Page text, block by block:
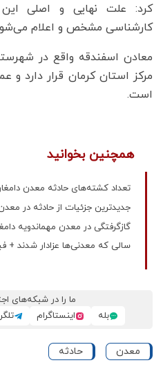
کرد: علت نهایی و اصلی
کارشناسی مشخص و اعلام
مرکز استان کرمان قرار دارد و
است.
همچنین بخوانید
تعداد کشته‌های حادثه معدن
جدیدترین جزئیات از حادثه در
گازگرفتگی در معدن مهماندویه
سالی که معدنی‌ها عزادار شدند +
ما را در شبکه‌های
بله
اینستاگرام
معدن حادثه